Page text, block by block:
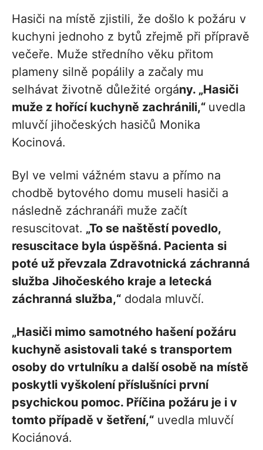
Hasiči na místě zjistili, že došlo k požáru v
kuchyni jednoho z bytů zřejmě při přípravě
večeře. Muže středního věku přitom
plameny silně popálily a začaly mu
selhávat životně důležité orgány. „Hasiči
muže z hořící kuchyně zachránili,“ uvedla
mluvčí jihočeských hasičů Monika
Kocinová.
Byl ve velmi vážném stavu a přímo na
chodbě bytového domu museli hasiči a
následně záchranáři muže začít
resuscitovat. „To se naštěstí povedlo,
resuscitace byla úspěšná. Pacienta si
poté už převzala Zdravotnická záchranná
služba Jihočeského kraje a letecká
záchranná služba,“ dodala mluvčí.
„Hasiči mimo samotného hašení požáru
kuchyně asistovali také s transportem
osoby do vrtulníku a další osobě na místě
poskytli vyškolení příslušníci první
psychickou pomoc. Příčina požáru je i v
tomto případě v šetření,“ uvedla mluvčí
Kociánová.